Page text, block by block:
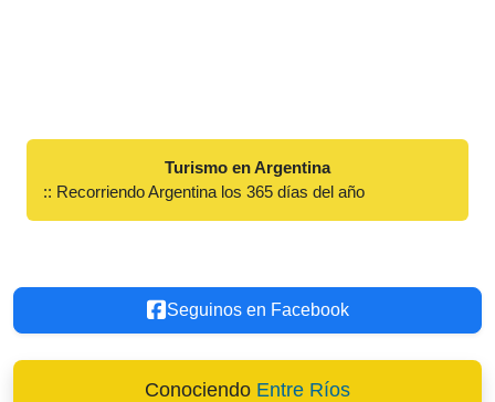
Turismo en Argentina
:: Recorriendo Argentina los 365 días del año
Seguinos en Facebook
Conociendo Entre Ríos